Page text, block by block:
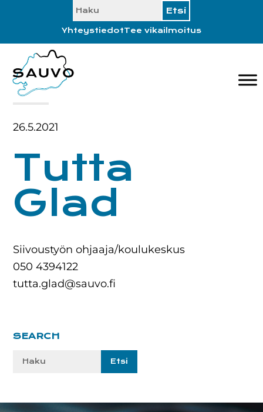
ensisijaiseen
valikkoon
pääsisältöön
ensisijaiseen
sivupalkkiin
alatunnisteeseen
SEARCH
YhteystiedotTee vikailmoitus
26.5.2021
Tutta
Glad
Siivoustyön ohjaaja/koulukeskus
050 4394122
tutta.glad@sauvo.fi
Ensisijainen
SEARCH
Etsi